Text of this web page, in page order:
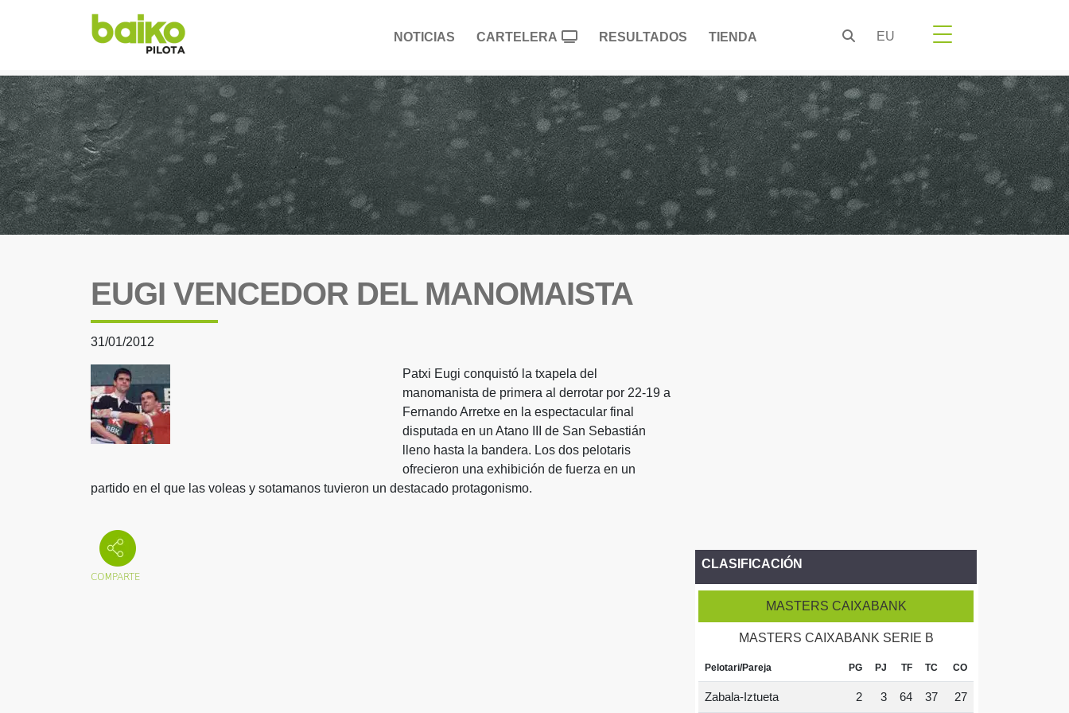
NOTICIAS CARTELERA RESULTADOS TIENDA EU
EUGI VENCEDOR DEL MANOMAISTA
31/01/2012
Patxi Eugi conquistó la txapela del
manomanista de primera al derrotar por 22-19 a
Fernando Arretxe en la espectacular final
disputada en un Atano III de San Sebastián
lleno hasta la bandera. Los dos pelotaris
ofrecieron una exhibición de fuerza en un
partido en el que las voleas y sotamanos tuvieron un destacado protagonismo.
CLASIFICACIÓN
MASTERS CAIXABANK
MASTERS CAIXABANK SERIE B
Pelotari/Pareja PG PJ TF TC CO
Zabala-Iztueta 2 3 64 37 27